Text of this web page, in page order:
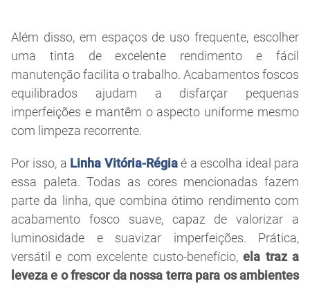
Além disso, em espaços de uso frequente, escolher
uma tinta de excelente rendimento e fácil
manutenção facilita o trabalho. Acabamentos foscos
equilibrados ajudam a disfarçar pequenas
imperfeições e mantêm o aspecto uniforme mesmo
com limpeza recorrente.
Por isso, a Linha Vitória-Régiaé a escolha ideal para
essa paleta. Todas as cores mencionadas fazem
parte da linha, que combina ótimo rendimento com
acabamento fosco suave, capaz de valorizar a
luminosidade e suavizar imperfeições. Prática,
versátil e com excelente custo-benefício,ela traz a
leveza e o frescor da nossa terra para os ambientes